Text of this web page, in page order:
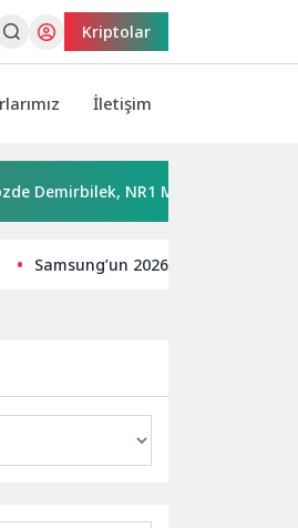
Kriptolar
İletişim
NR1 Magazin’de: ‘Son assolist
Samsung’un 2026 model Micro